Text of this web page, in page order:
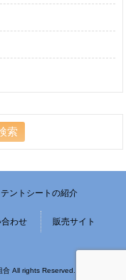
テントシートの紹介
わせ 販売サイト
All rights Reserved.